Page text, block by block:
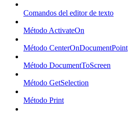
Comandos del editor de texto
Método ActivateOn
Método CenterOnDocumentPoint
Método DocumentToScreen
Método GetSelection
Método Print